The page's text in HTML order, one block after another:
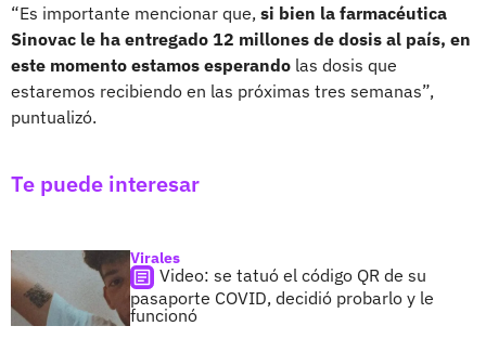
“Es importante mencionar que, si bien la farmacéutica
Sinovac le ha entregado 12 millones de dosis al país, en
este momento estamos esperando las dosis que
estaremos recibiendo en las próximas tres semanas”,
puntualizó.
Te puede interesar
Virales
Video: se tatuó el código QR de su
pasaporte COVID, decidió probarlo y le
funcionó